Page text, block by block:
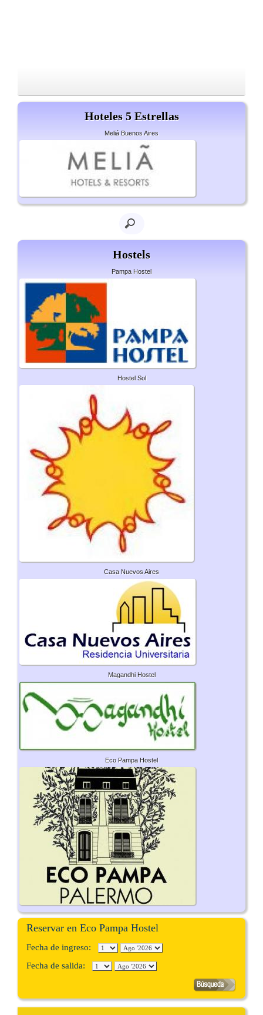
Hoteles 5 Estrellas
Meliá Buenos Aires
Hostels
Pampa Hostel
Hostel Sol
Casa Nuevos Aires
Magandhi Hostel
Eco Pampa Hostel
Reservar en Eco Pampa Hostel
Fecha de ingreso:
Fecha de salida: